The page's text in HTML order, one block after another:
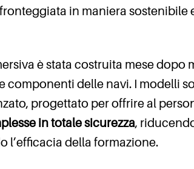
fronteggiata in maniera sostenibile
è stata costruita mese dopo
delle navi. I modelli
progettato per offrire al
in totale sicurezza,
l’efficacia della formazione.